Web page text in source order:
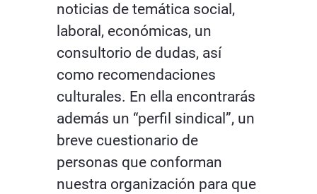
noticias de temática social,
laboral, económicas, un
consultorio de dudas, así
como recomendaciones
culturales. En ella encontrarás
además un “perfil sindical”, un
breve cuestionario de
personas que conforman
nuestra organización para que